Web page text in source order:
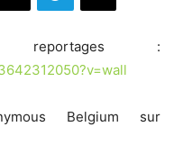
:
Belgium sur